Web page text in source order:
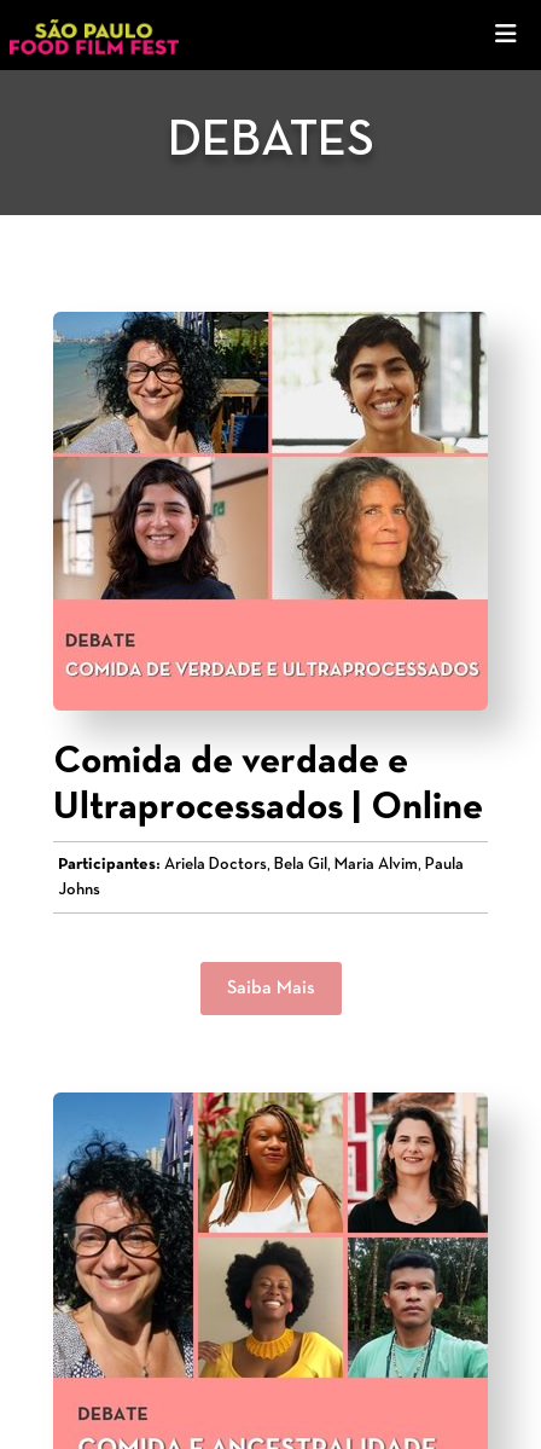
DEBATES
Comida de verdade e
Ultraprocessados | Online
Participantes: Ariela Doctors, Bela Gil, Maria Alvim, Paula
Johns
Saiba Mais